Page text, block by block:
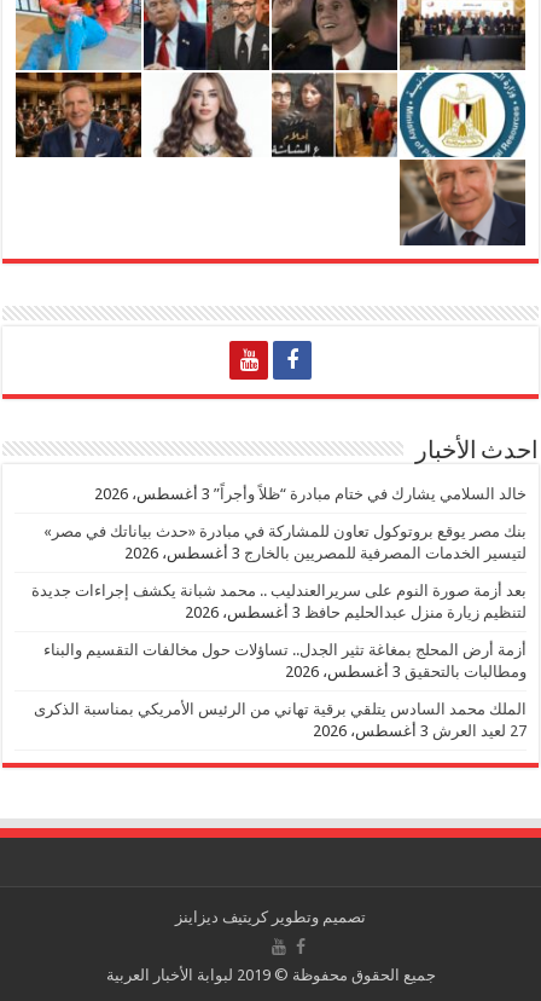
احدث الأخبار
خالد السلامي يشارك في ختام مبادرة “ظلاً وأجراً” 3 أغسطس، 2026
بنك مصر يوقع بروتوكول تعاون للمشاركة في مبادرة «حدث بياناتك في مصر»
لتيسير الخدمات المصرفية للمصريين بالخارج 3 أغسطس، 2026
بعد أزمة صورة النوم على سريرالعندليب .. محمد شبانة يكشف إجراءات جديدة
لتنظيم زيارة منزل عبدالحليم حافظ 3 أغسطس، 2026
أزمة أرض المحلج بمغاغة تثير الجدل.. تساؤلات حول مخالفات التقسيم والبناء
ومطالبات بالتحقيق 3 أغسطس، 2026
الملك محمد السادس يتلقي برقية تهاني من الرئيس الأمريكي بمناسبة الذكرى
27 لعيد العرش
3 أغسطس، 2026
تصميم وتطويركريتيف ديزاينز
جميع الحقوق محفوظة © 2019 لبوابة الأخبار العربية